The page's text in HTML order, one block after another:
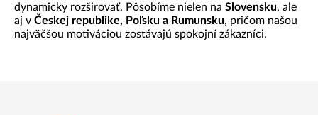
dynamicky rozširovať. Pôsobíme nielen na Slovensku, ale
aj v Českej republike, Poľsku a Rumunsku, pričom našou
najväčšou motiváciou zostávajú spokojní zákazníci.